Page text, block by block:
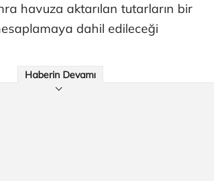
havuza aktarılan tutarların bir
dahil edileceği
Haberin Devamı